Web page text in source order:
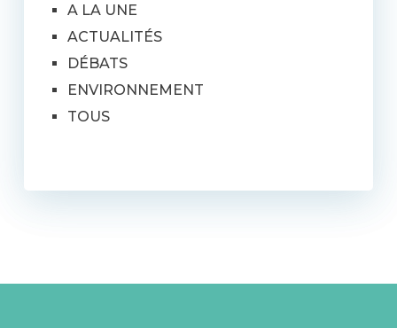
A LA UNE
ACTUALITÉS
DÉBATS
ENVIRONNEMENT
TOUS